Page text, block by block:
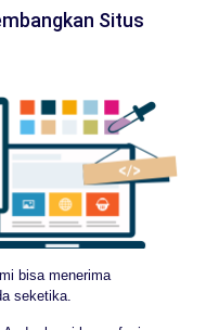
Situs
bisa menerima
seketika.